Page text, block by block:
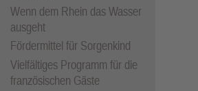
Wenn dem Rhein das Wasser
ausgeht
Fördermittel für Sorgenkind
Vielfältiges Programm für die
französischen Gäste